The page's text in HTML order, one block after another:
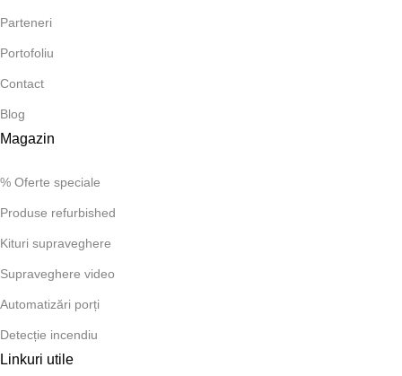
Parteneri
Portofoliu
Contact
Blog
Magazin
% Oferte speciale
Produse refurbished
Kituri supraveghere
Supraveghere video
Automatizări porți
Detecție incendiu
Linkuri utile